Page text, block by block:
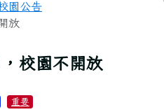
園公告
放
校園不開放
重要